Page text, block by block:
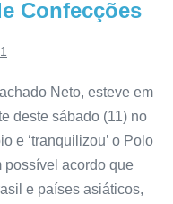
Confecções
Neto, esteve em
deste sábado (11) no
e ‘tranquilizou’ o Polo
possível acordo que
e países asiáticos,